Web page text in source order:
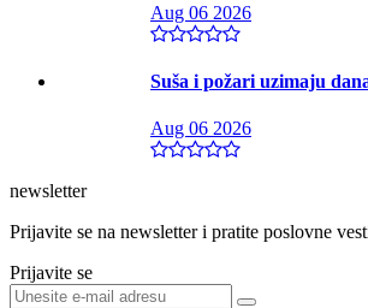
Aug 06 2026
Suša i požari uzimaju
Aug 06 2026
newsletter
Prijavite se na newsletter i pratite poslovne
Prijavite se